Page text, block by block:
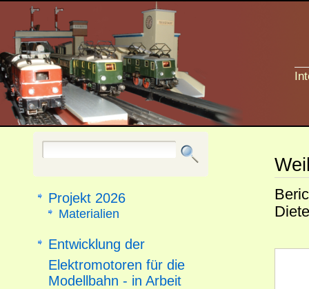
Projekt 2026
Materialien
Entwicklung der
Elektromotoren für die
Modellbahn - in Arbeit